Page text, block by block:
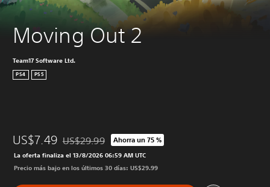
Moving Out 2
Team17 Software Ltd.
PS4 PS5
US$7.49 Rebajado del precio original de US$29.99
US$29.99 Ahorra un 75 %
La oferta finaliza el 13/8/2026 06:59 AM UTC
Precio más bajo en los últimos 30 días: US$29.99